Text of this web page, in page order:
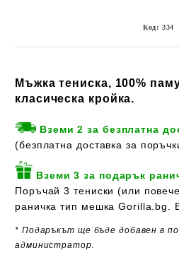
Код: 334
Мъжка тениска, 100%
класическа кройка.
Вземи 2 за безплатна
(безплатна доставка за
Вземи 3 за подарък
Поръчай 3 тениски (или
раничка тип мешка Gorilla.bg.
* Подаръкът ще бъде добавен в
администратор.